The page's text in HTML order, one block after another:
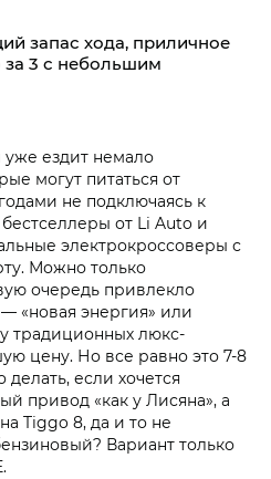
запас хода, приличное
3 с небольшим
ездит немало
могут питаться от
не подключаясь к
от Li Auto и
электрокроссоверы с
Можно только
очередь привлекло
«новая энергия» или
традиционных люкс-
цену. Но все равно это 7-8
если хочется
привод «как у Лисяна», а
Tiggo 8, да и то не
Вариант только